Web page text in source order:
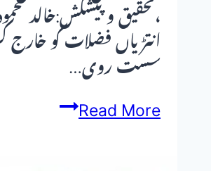
،تحقیق و پیشکش:خالد
انتڑیاں فضلات کو خارج
سست روی…
Read Moreقبض